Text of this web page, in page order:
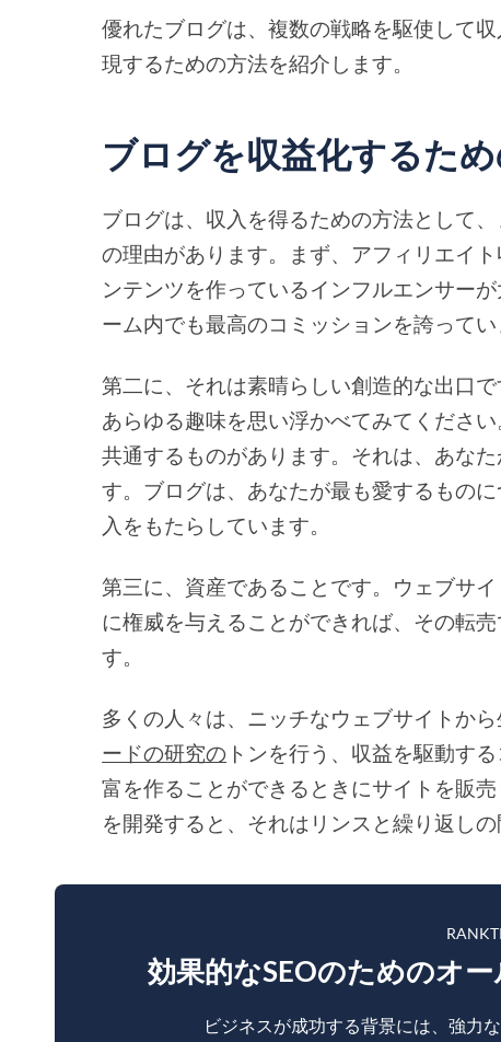
優れたブログは、複数の戦略を駆使して
現するための方法を紹介します。
ブログを収益化するた
ブログは、収入を得るための方法として
の理由があります。まず、アフィリエイ
ンテンツを作っているインフルエンサー
ーム内でも最高のコミッションを誇ってい
第二に、それは素晴らしい創造的な出口
あらゆる趣味を思い浮かべてみてくださ
共通するものがあります。それは、あな
す。ブログは、あなたが最も愛するもの
入をもたらしています。
第三に、資産であることです。ウェブサ
に権威を与えることができれば、その転
す。
多くの人々は、ニッチなウェブサイトか
ードの研究の トンを行う、収益を駆動す
富を作ることができるときにサイトを販
を開発すると、それはリンスと繰り返しの
効果的なSEOのためのオ
ビジネスが成功する背景には、強力